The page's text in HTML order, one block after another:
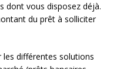
dont vous disposez déjà.
du prêt à solliciter
les différentes solutions